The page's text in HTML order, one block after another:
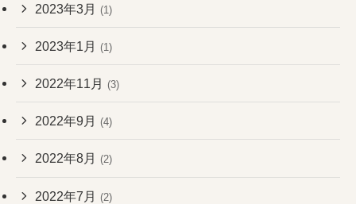
2023年3月 (1)
2023年1月 (1)
2022年11月 (3)
2022年9月 (4)
2022年8月 (2)
2022年7月 (2)